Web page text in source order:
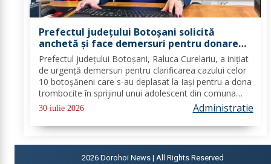
Prefectul județului Botoșani solicită
anchetă și face demersuri pentru donarea
de trombocite direct la Botoșani în cazul
adolescentului din Tudora
Prefectul județului Botoșani, Raluca Curelariu, a inițiat
de urgență demersuri pentru clarificarea cazului celor
10 botoșăneni care s-au deplasat la Iași pentru a dona
trombocite în sprijinul unui adolescent din comuna
Tudora, însă nu au putut dona. Au fost transmise
30 iulie 2026 Administratie
2026 Dorohoi News | All Rights Reserved